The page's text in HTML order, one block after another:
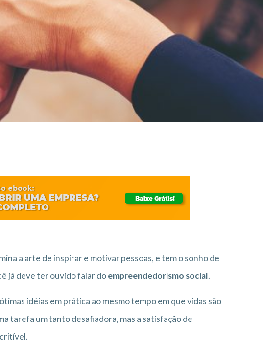
a arte de inspirar e motivar pessoas, e tem o sonho de
já deve ter ouvido falar doempreendedorismo social.
idéias em prática ao mesmo tempo em que vidas são
tarefa um tanto desafiadora, mas a satisfação de